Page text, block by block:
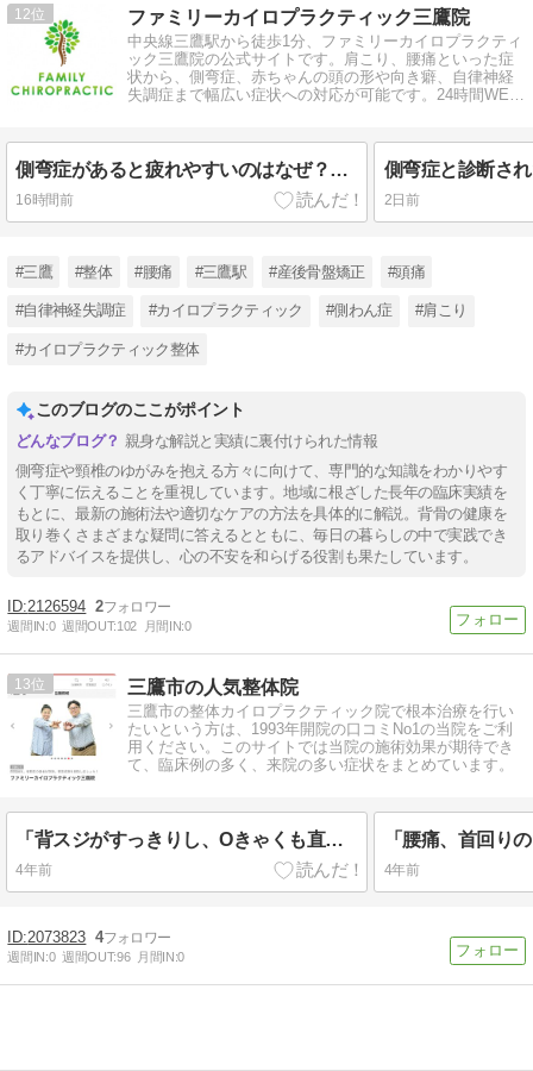
12 ファミリーカイロプラクティック三鷹院
中央線三鷹駅から徒歩1分、ファミリーカイロプラクティ
ック三鷹院の公式サイトです。肩こり、腰痛といった症
状から、側弯症、赤ちゃんの頭の形や向き癖、自律神経
失調症まで幅広い症状への対応が可能です。24時間WEB
側弯症があると疲れやすいのはなぜ？原因を院長が解説
16時間前 2日前
#三鷹 #整体 #腰痛 #三鷹駅 #産後骨盤矯正 #頭痛
#自律神経失調症 #カイロプラクティック #側わん症 #肩こり
#カイロプラクティック整体
このブログのここがポイント
親身な解説と実績に裏付けられた情報
側弯症や頸椎のゆがみを抱える方々に向けて、専門的な知識をわかりやす
く丁寧に伝えることを重視しています。地域に根ざした長年の臨床実績を
もとに、最新の施術法や適切なケアの方法を具体的に解説。背骨の健康を
取り巻くさまざまな疑問に答えるとともに、毎日の暮らしの中で実践でき
るアドバイスを提供し、心の不安を和らげる役割も果たしています。
2126594 2
週間IN:0 週間OUT:102 月間IN:0
13 三鷹市の人気整体院
三鷹市の整体カイロプラクティック院で根本治療を行い
たいという方は、1993年開院の口コミNo1の当院をご利
用ください。このサイトでは当院の施術効果が期待でき
て、臨床例の多く、来院の多い症状をまとめています。
「背スジがすっきりし、Oきゃくも直ってきて、今までビリだった運動会のかけっこ（？）も２位に！！」うれしいお声を頂きました
4年前 4年前
2073823 4
週間IN:0 週間OUT:96 月間IN:0